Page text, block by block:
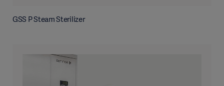
GSS P Steam Sterilizer